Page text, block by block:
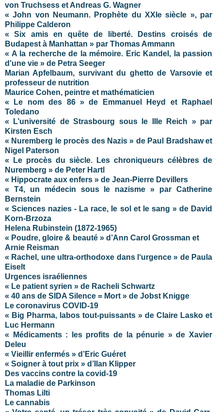
von Truchsess et Andreas G. Wagner
« John von Neumann. Prophète du XXIe siècle », par
Philippe Calderon
« Six amis en quête de liberté. Destins croisés de
Budapest à Manhattan » par Thomas Ammann
« A la recherche de la mémoire. Eric Kandel, la passion
d'une vie » de Petra Seeger
Marian Apfelbaum, survivant du ghetto de Varsovie et
professeur de nutrition
Maurice Cohen, peintre et mathématicien
« Le nom des 86 » de Emmanuel Heyd et Raphael
Toledano
« L’université de Strasbourg sous le IIIe Reich » par
Kirsten Esch
« Nuremberg le procès des Nazis » de Paul Bradshaw et
Nigel Paterson
« Le procès du siècle. Les chroniqueurs célèbres de
Nuremberg » de Peter Hartl
« Hippocrate aux enfers » de Jean-Pierre Devillers
« T4, un médecin sous le nazisme » par Catherine
Bernstein
« Sciences nazies - La race, le sol et le sang » de David
Korn-Brzoza
Helena Rubinstein (1872-1965)
« Poudre, gloire & beauté » d’Ann Carol Grossman et
Arnie Reisman
« Rachel, une ultra-orthodoxe dans l‘urgence » de Paula
Eiselt
Urgences israéliennes
« Le patient syrien » de Racheli Schwartz
« 40 ans de SIDA Silence = Mort » de Jobst Knigge
Le coronavirus COVID-19
« Big Pharma, labos tout-puissants » de Claire Lasko et
Luc Hermann
« Médicaments : les profits de la pénurie » de Xavier
Deleu
« Vieillir enfermés » d’Eric Guéret
« Soigner à tout prix » d’Ilan Klipper
Des vaccins contre la covid-19
La maladie de Parkinson
Thomas Lilti
Le cannabis